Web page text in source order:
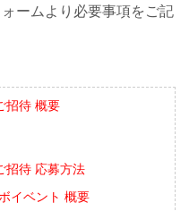
ームより必要事項をご記
招待 概要
招待 応募方法
イベント 概要